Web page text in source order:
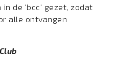
de 'bcc' gezet, zodat
alle ontvangen